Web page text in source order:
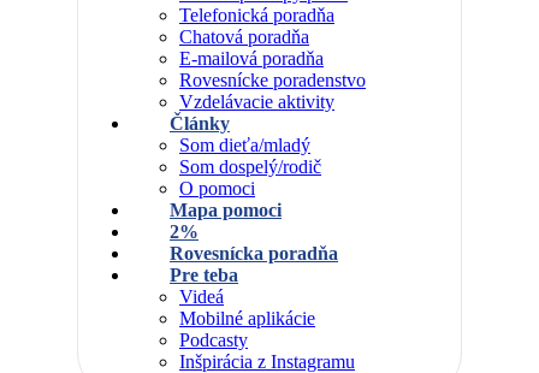
Telefonická poradňa
Chatová poradňa
E-mailová poradňa
Rovesnícke poradenstvo
Vzdelávacie aktivity
Články
Som dieťa/mladý
Som dospelý/rodič
O pomoci
Mapa pomoci
2%
Rovesnícka poradňa
Pre teba
Videá
Mobilné aplikácie
Podcasty
Inšpirácia z Instagramu